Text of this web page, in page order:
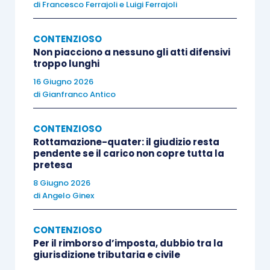
destinazione,«essendo anche richiesto che la
attraverso leindagini possibili nel caso concreto
da compiersi ad opera del mittente con l’ordinaria
diligenza».
di notifica fa fede fino a querela di falso
le attestazioni che riguardano l’attività svolta
dall’ufficiale giudiziario procedente e
limitatamente ai soli elementi positivi di essa,
mentre non sono assistite da pubblica fede le
nuova residenza del destinatario della
notificazione (cfr.,Cass. ord. 31.07.2017, n.
di Francesco Ferrajolie Luigi Ferrajoli
CONTENZIOSO
Non piacciono a nessuno gli atti difensivi
troppo lunghi
16 Giugno 2026
di Gianfranco Antico
CONTENZIOSO
Rottamazione-quater: il giudizio resta
pendente se il carico non copre tutta la
pretesa
8 Giugno 2026
diAngelo Ginex
CONTENZIOSO
Per il rimborso d’imposta, dubbio tra la
giurisdizione tributaria e civile